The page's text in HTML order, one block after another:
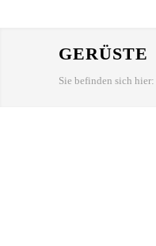
GERÜSTE
Sie befinden sich hier: